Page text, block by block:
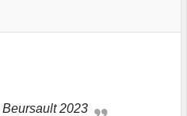
Beursault 2023